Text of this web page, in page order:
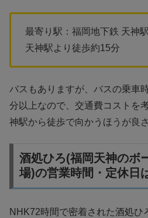
最寄り駅：福岡地下鉄 天神駅
天神駅より徒歩約15分
バスもありますが、バスの乗車
分以上なので、交通費コストを
神駅から徒歩で向かうほうが良
酒処ひろ(福岡天神のボ
場)の営業時間・定休日
NHK72時間で密着された酒処ひ